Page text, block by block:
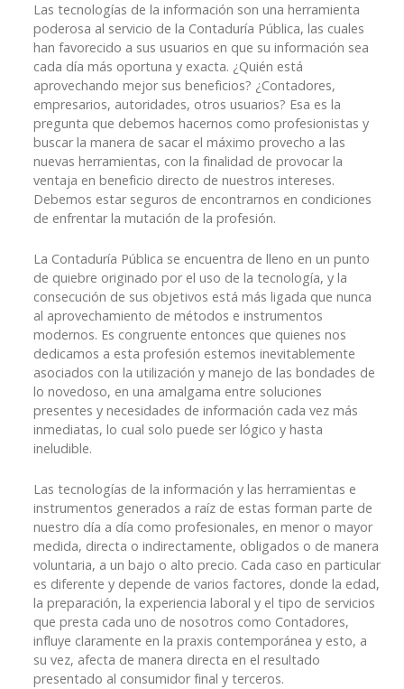
Las tecnologías de la información son una herramienta
poderosa al servicio de la Contaduría Pública, las cuales
han favorecido a sus usuarios en que su información sea
cada día más oportuna y exacta. ¿Quién está
aprovechando mejor sus beneficios? ¿Contadores,
empresarios, autoridades, otros usuarios? Esa es la
pregunta que debemos hacernos como profesionistas y
buscar la manera de sacar el máximo provecho a las
nuevas herramientas, con la finalidad de provocar la
ventaja en beneficio directo de nuestros intereses.
Debemos estar seguros de encontrarnos en condiciones
de enfrentar la mutación de la profesión.
La Contaduría Pública se encuentra de lleno en un punto
de quiebre originado por el uso de la tecnología, y la
consecución de sus objetivos está más ligada que nunca
al aprovechamiento de métodos e instrumentos
modernos. Es congruente entonces que quienes nos
dedicamos a esta profesión estemos inevitablemente
asociados con la utilización y manejo de las bondades de
lo novedoso, en una amalgama entre soluciones
presentes y necesidades de información cada vez más
inmediatas, lo cual solo puede ser lógico y hasta
ineludible.
Las tecnologías de la información y las herramientas e
instrumentos generados a raíz de estas forman parte de
nuestro día a día como profesionales, en menor o mayor
medida, directa o indirectamente, obligados o de manera
voluntaria, a un bajo o alto precio. Cada caso en particular
es diferente y depende de varios factores, donde la edad,
la preparación, la experiencia laboral y el tipo de servicios
que presta cada uno de nosotros como Contadores,
influye claramente en la praxis contemporánea y esto, a
su vez, afecta de manera directa en el resultado
presentado al consumidor final y terceros.